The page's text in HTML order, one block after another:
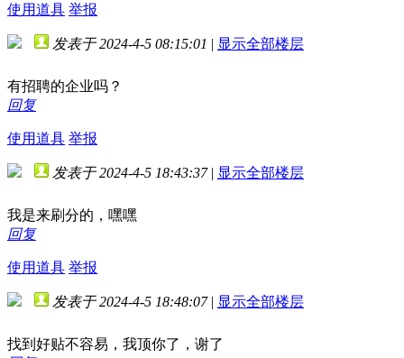
使用道具 举报
发表于 2024-4-5 08:15:01 | 显示全部楼层
有招聘的企业吗？
回复
使用道具 举报
发表于 2024-4-5 18:43:37 | 显示全部楼层
我是来刷分的，嘿嘿
回复
使用道具 举报
发表于 2024-4-5 18:48:07 | 显示全部楼层
找到好贴不容易，我顶你了，谢了